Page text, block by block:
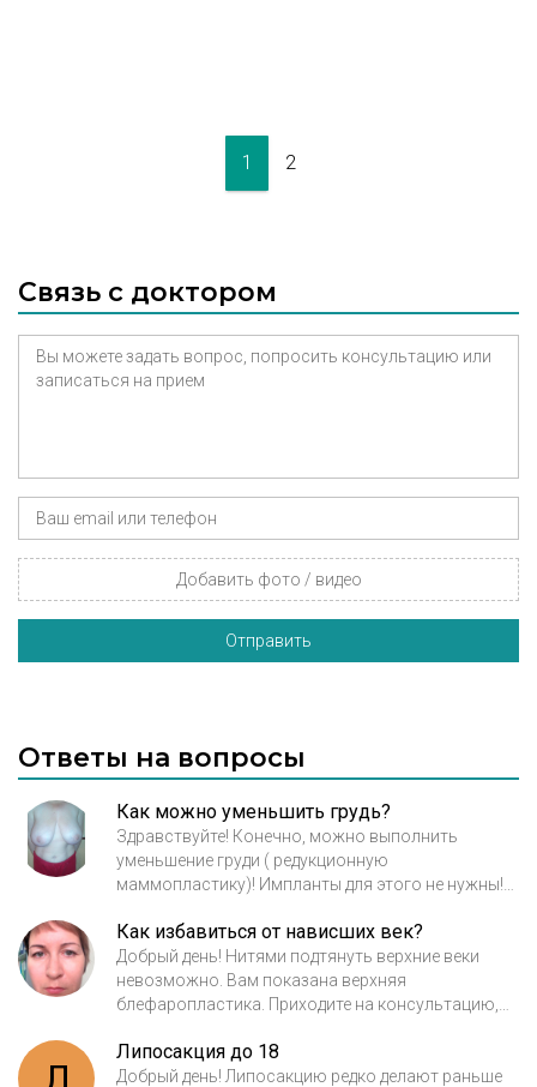
1 2
Связь с доктором
Добавить фото / видео
Отправить
Ответы на вопросы
Как можно уменьшить грудь?
Здравствуйте! Конечно, можно выполнить
уменьшение груди ( редукционную
маммопластику)! Импланты для этого не нужны!
перевернутой буквы Т. Стоимость данной
операции в майе клинике ------р. Данная сумма
включает наркоз и сутки нахождения в
стационаре. Звоните, пишите для записи на
Как избавиться от нависших век?
Добрый день! Нитями подтянуть верхние веки
невозможно. Вам показана верхняя
блефаропластика. Приходите на консультацию,
период. По поводу нижних век по данному фото
определенный ответ дать не могу. С уважением,
Липосакция до 18
Добрый день! Липосакцию редко делают раньше